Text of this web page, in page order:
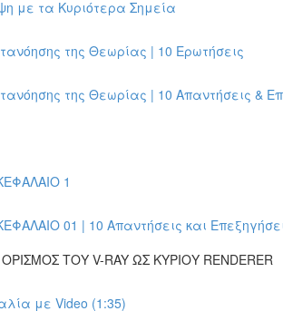
με τα Κυριότερα Σημεία
της Θεωρίας | 10 Ερωτήσεις
της Θεωρίας | 10 Απαντήσεις &
1
01 | 10 Απαντήσεις και
ΤΟΥ V-RAY ΩΣ ΚΥΡΙΟΥ RENDERER
με Video (1:35)